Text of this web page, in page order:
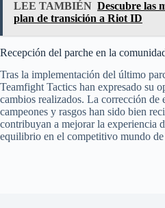
LEE TAMBIÉN Descubre las
plan de transición a Riot ID
Recepción del parche en la
Tras la implementación del último
Teamfight Tactics han expresado su
cambios realizados. La corrección de
campeones y rasgos han sido bien
contribuyan a mejorar la experiencia
equilibrio en el competitivo mundo